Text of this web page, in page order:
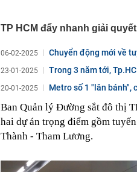
VNPT nắm
00:01
Nắm trong
00:01
Khám xét
Quốc gia có
vượt Hàn
23:01
Người bán
nghề lại
TP HCM đẩy nhanh giải
06-02-2025 Chuyển động mới về
23-01-2025 Trong 3 năm tới,
20-01-2025 Metro số 1 "lăn bánh",
Ban Quản lý Đường sắt đô thị
hai dự án trọng điểm gồm
Thành - Tham Lương.